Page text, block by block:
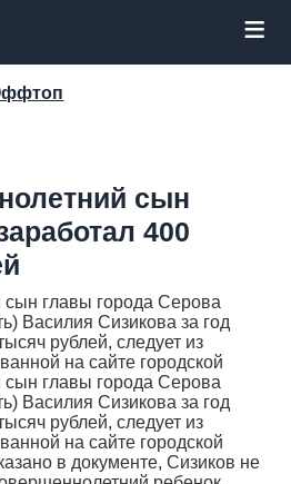
≡
сын
400
главы города Серова
Василия Сизикова за год
рублей, следует из
на сайте городской
главы города Серова
Василия Сизикова за год
рублей, следует из
на сайте городской
в документе, Сизиков не